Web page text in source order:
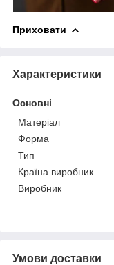
Приховати
Характеристики
Основні
Матеріал
Форма
Тип
Країна виробник
Виробник
Умови доставки